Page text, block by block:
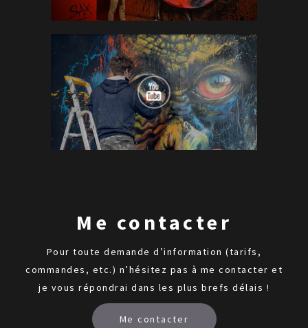
Me contacter
Pour toute demande d’information (tarifs,
commandes, etc.) n’hésitez pas à me contacter et
je vous répondrai dans les plus brefs délais !
Me contacter